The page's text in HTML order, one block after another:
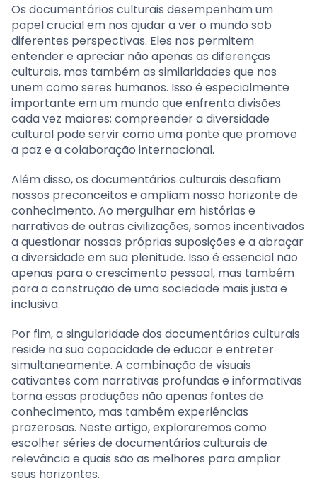
Os documentários culturais desempenham um
papel crucial em nos ajudar a ver o mundo sob
diferentes perspectivas. Eles nos permitem
entender e apreciar não apenas as diferenças
culturais, mas também as similaridades que nos
unem como seres humanos. Isso é especialmente
importante em um mundo que enfrenta divisões
cada vez maiores; compreender a diversidade
cultural pode servir como uma ponte que promove
a paz e a colaboração internacional.
Além disso, os documentários culturais desafiam
nossos preconceitos e ampliam nosso horizonte de
conhecimento. Ao mergulhar em histórias e
narrativas de outras civilizações, somos incentivados
a questionar nossas próprias suposições e a abraçar
a diversidade em sua plenitude. Isso é essencial não
apenas para o crescimento pessoal, mas também
para a construção de uma sociedade mais justa e
inclusiva.
Por fim, a singularidade dos documentários culturais
reside na sua capacidade de educar e entreter
simultaneamente. A combinação de visuais
cativantes com narrativas profundas e informativas
torna essas produções não apenas fontes de
conhecimento, mas também experiências
prazerosas. Neste artigo, exploraremos como
escolher séries de documentários culturais de
relevância e quais são as melhores para ampliar
seus horizontes.